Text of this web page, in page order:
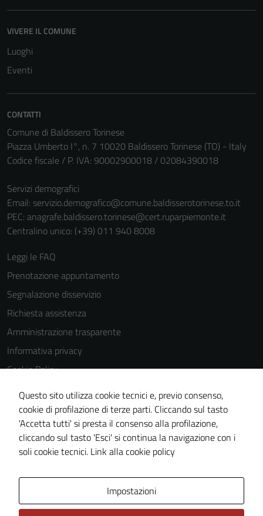
VIVERE IL COMUNE
Luoghi
Eventi
CONTATTI
Comune di Baldissero Torinese
Piazza Umberto I°, n. 7 10020 Baldissero Torinese (TO) - Italy
Codice fiscale / P. IVA: 90002900018 / 02084390018
Servizi demografici
Email: servizio.demografico@comune.baldisserotorinese.to.it
PEC: anagrafe.baldissero.torinese@cert.ruparpiemonte.it
Centralino unico: (+39) 011 940 8008
Leggi le FAQ
Prenotazione appuntamento
Segnalazione disservizio
Richiesta assistenza
Amministrazione trasparente
Informativa privacy
Cookie Policy
Dichiarazione di accessibilità
Meccanismo di feedback
Piano di miglioramento del sito
Questo sito utilizza cookie tecnici e, previo consenso,
cookie di profilazione di terze parti. Cliccando sul tasto
'Accetta tutti' si presta il consenso alla profilazione,
cliccando sul tasto 'Esci' si continua la navigazione con i
soli cookie tecnici. Link alla cookie policy
Impostazioni
del sito e non
essere
disabilitati.
Questi cookie
non raccolgono
informazioni